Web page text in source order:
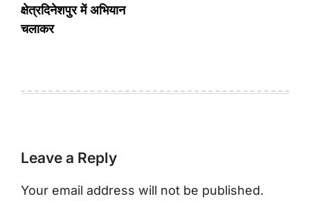
क्षेत्रदिनेशपुर में अभियान
चलाकर
Leave a Reply
Your email address will not be published.